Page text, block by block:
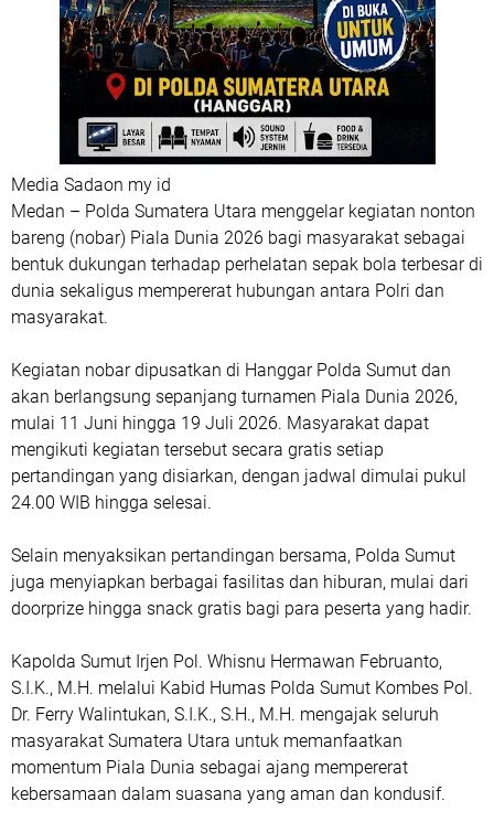
Media Sadaon my id
Medan – Polda Sumatera Utara menggelar kegiatan nonton
bareng (nobar) Piala Dunia 2026 bagi masyarakat sebagai
bentuk dukungan terhadap perhelatan sepak bola terbesar di
dunia sekaligus mempererat hubungan antara Polri dan
masyarakat.
Kegiatan nobar dipusatkan di Hanggar Polda Sumut dan
akan berlangsung sepanjang turnamen Piala Dunia 2026,
mulai 11 Juni hingga 19 Juli 2026. Masyarakat dapat
mengikuti kegiatan tersebut secara gratis setiap
pertandingan yang disiarkan, dengan jadwal dimulai pukul
24.00 WIB hingga selesai.
Selain menyaksikan pertandingan bersama, Polda Sumut
juga menyiapkan berbagai fasilitas dan hiburan, mulai dari
doorprize hingga snack gratis bagi para peserta yang hadir.
Kapolda Sumut Irjen Pol. Whisnu Hermawan Februanto,
S.I.K., M.H. melalui Kabid Humas Polda Sumut Kombes Pol.
Dr. Ferry Walintukan, S.I.K., S.H., M.H. mengajak seluruh
masyarakat Sumatera Utara untuk memanfaatkan
momentum Piala Dunia sebagai ajang mempererat
kebersamaan dalam suasana yang aman dan kondusif.